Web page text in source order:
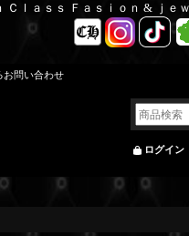
ｌａｓｓ Ｆａｓｉｏｎ & ｊｅ
お問い合わせ
ログイン